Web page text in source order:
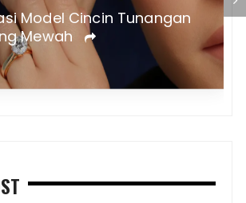
Tips Menata Dapur Mewah
agar Tampak Elegan